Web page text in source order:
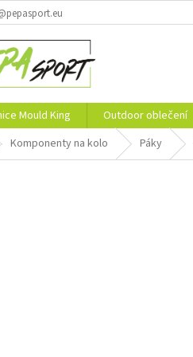
Mould King Outdoor oblečení
Komponenty na kolo Páky